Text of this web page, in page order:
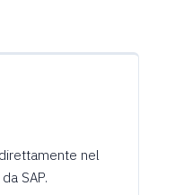
nel
SAP.